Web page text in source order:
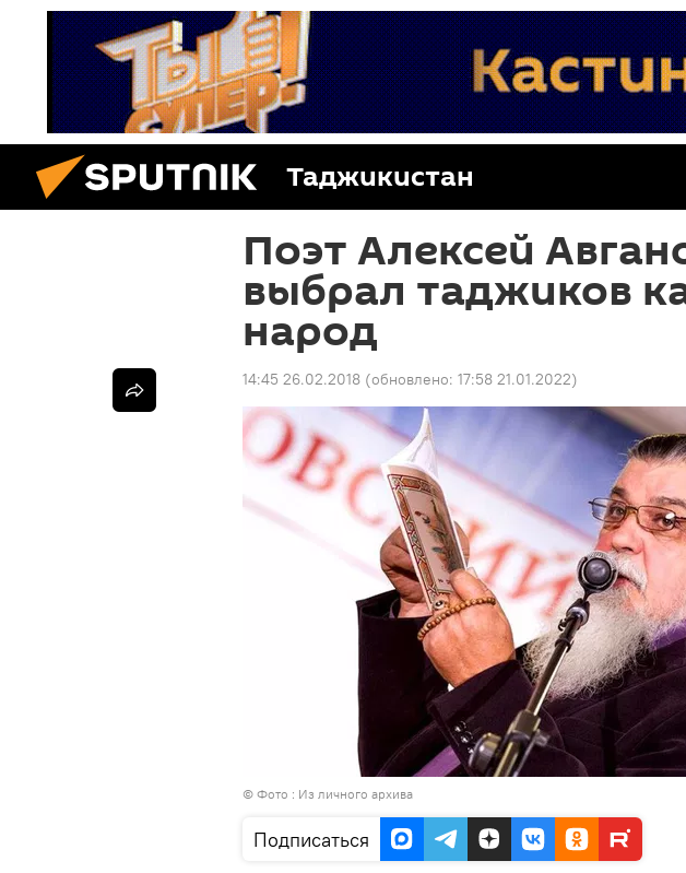
Таджикистан
Поэт Алексей
выбрал таджиков
народ
14:45 26.02.2018 (обновлено: 17:58 21.01.2022)
© Фото : Из личного архива
Подписаться